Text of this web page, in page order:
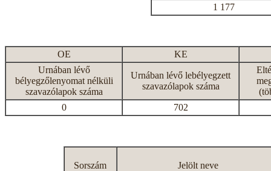
1 177
OE
KE
Urnában lévő
bélyegzőlenyomat nélküli
szavazólapok száma
Urnában lévő lebélyegzett
szavazólapok száma
0
702
Sorszám Jelölt neve